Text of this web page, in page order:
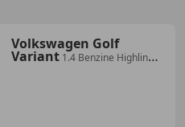
Volkswagen Golf
Variant 1.4 Benzine Highline